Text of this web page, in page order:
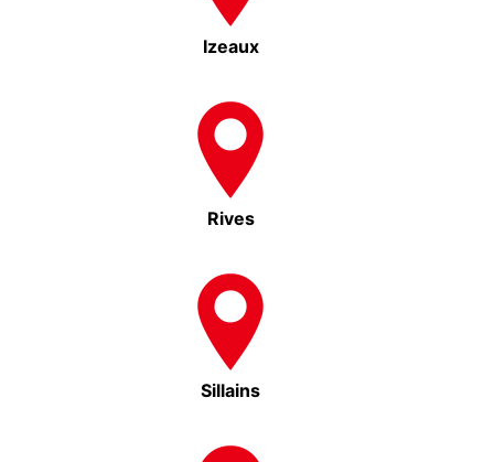
Izeaux
Rives
Sillains